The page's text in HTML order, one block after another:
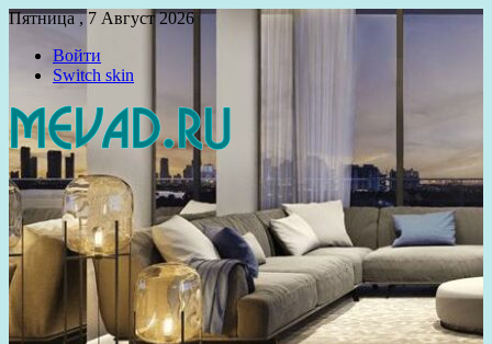
Пятница , 7 Август 2026
Войти
Switch skin